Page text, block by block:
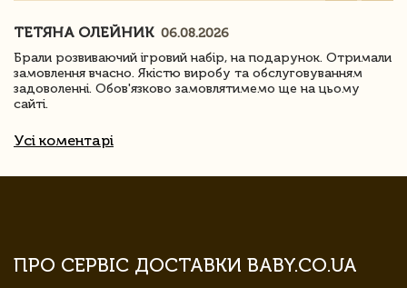
ТЕТЯНА ОЛЕЙНИК 06.08.2026
Брали розвиваючий ігровий набір, на подарунок. Отримали
замовлення вчасно. Якістю виробу та обслуговуванням
задоволенні. Обов'язково замовлятимемо ще на цьому
сайті.
Усі коментарі
ПРО СЕРВІС ДОСТАВКИ BABY.CO.UA